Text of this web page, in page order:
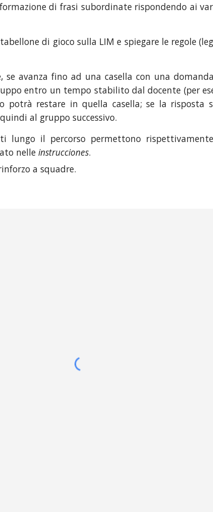
di frasi subordinate rispondendo ai
di gioco sulla LIM e spiegare le regole
avanza fino ad una casella con una
entro un tempo stabilito dal docente (per
potrà restare in quella casella; se la risposta
al gruppo successivo.
lungo il percorso permettono
nelleinstrucciones.
a squadre.